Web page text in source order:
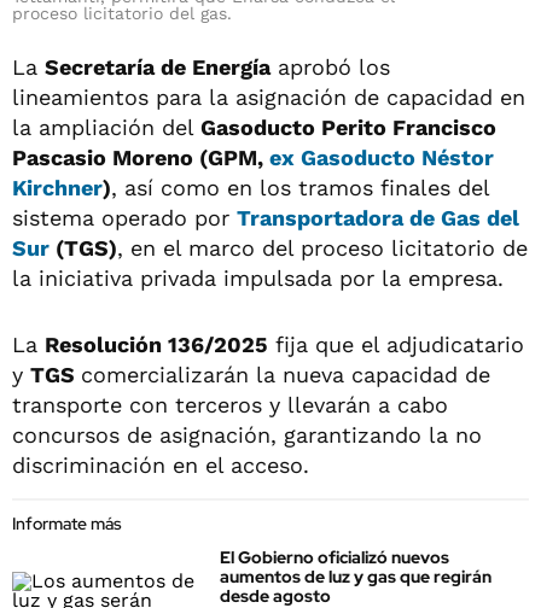
proceso licitatorio del gas.
La Secretaría de Energíaaprobó los
lineamientos para la asignación de capacidad en
la ampliación del Gasoducto Perito Francisco
Pascasio Moreno (GPM, ex Gasoducto Néstor
Kirchner), así como en los tramos finales del
sistema operado por Transportadora de Gas del
Sur (TGS), en el marco del proceso licitatorio de
la iniciativa privada impulsada por la empresa.
La Resolución 136/2025 fija que el adjudicatario
y TGS comercializarán la nueva capacidad de
transporte con terceros y llevarán a cabo
concursos de asignación, garantizando la no
discriminación en el acceso.
Informate más
El Gobierno oficializó nuevos
aumentos de luz y gas que regirán
desde agosto